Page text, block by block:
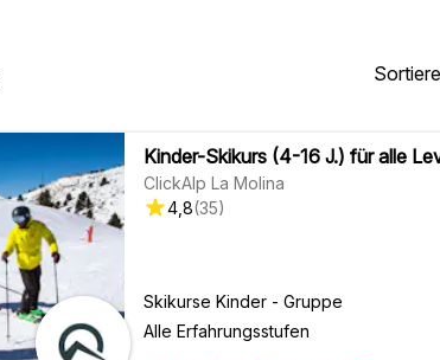
Kinder-Skikurs (4-16 J.) für alle
ClickAlp La Molina
4,8(35)
Skikurse Kinder - Gruppe
Alle Erfahrungsstufen